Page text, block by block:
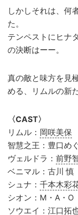
しかしそれは、何
た。
テンペストにヒナ
の決断はーー。
真の敵と味方を見
める、リムルの新
〈CAST〉
リムル： 岡咲美保
智慧之王：豊口め
ヴェルドラ： 前野
ベニマル：古川 慎
シュナ： 千本木彩
シオン：M・A・O
ソウエイ： 江口拓